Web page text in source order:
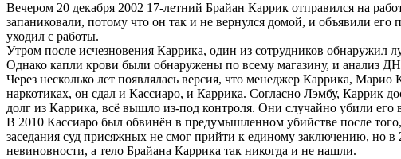
Вечером 20 декабря 2002 17-летний Брайан Каррик отправился на
запаниковали, потому что он так и не вернулся домой, и объявили
уходил с работы.
Утром после исчезновения Каррика, один из сотрудников обнаружил
Однако капли крови были обнаружены по всему магазину, и анализ
Через несколько лет появлялась версия, что менеджер Каррика,
наркотиках, он сдал и Кассиаро, и Каррика. Согласно Лэмбу, Каррик
долг из Каррика, всё вышло из-под контроля. Они случайно убили его
В 2010 Кассиаро был обвинён в предумышленном убийстве после
заседания суд присяжных не смог прийти к единому заключению, но
невиновности, а тело Брайана Каррика так никогда и не нашли.